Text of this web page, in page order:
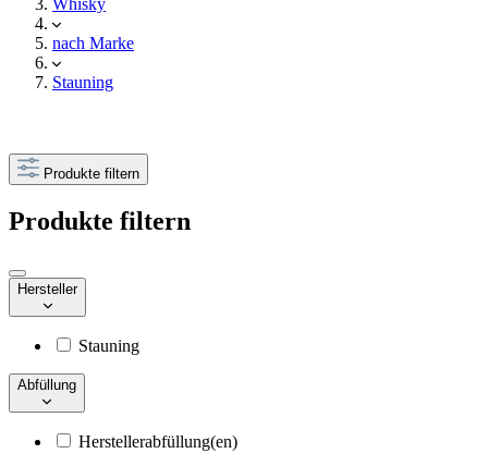
Whisky
nach Marke
Stauning
Produkte filtern
Produkte filtern
Hersteller
Stauning
Abfüllung
Herstellerabfüllung(en)